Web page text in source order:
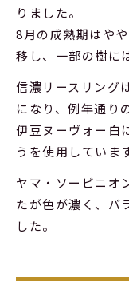
りました。
8月の成熟期はや
移し、一部の樹に
信濃リースリング
になり、例年通り
伊豆ヌーヴォー白
うを使用していま
ヤマ・ソービニオ
たが色が濃く、バ
した。